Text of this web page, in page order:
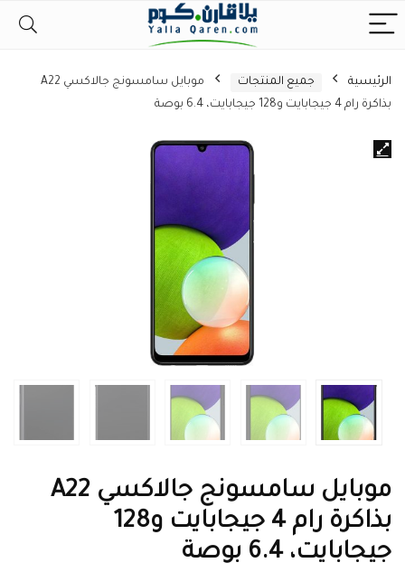
الرئيسية جميع المنتجات
موبايل سامسونج جالاكسي A22
بذاكرة رام 4 جيجابايت و128 جيجابايت، 6.4 بوصة
موبايل سامسونج جالاكسي A22
بذاكرة رام 4 جيجابايت و128
جيجابايت، 6.4 بوصة